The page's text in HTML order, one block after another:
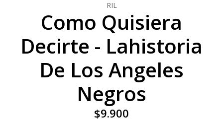
RIL
Como Quisiera
Decirte - Lahistoria
De Los Angeles
Negros
$9.900